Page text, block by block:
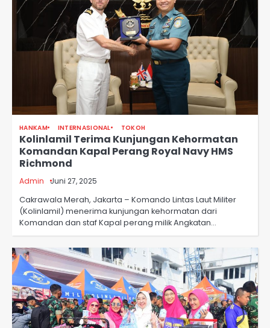
HANKAM INTERNASIONAL TOKOH
Kolinlamil Terima Kunjungan Kehormatan
Komandan Kapal Perang Royal Navy HMS
Richmond
Admin Juni 27, 2025
Cakrawala Merah, Jakarta – Komando Lintas Laut Militer
(Kolinlamil) menerima kunjungan kehormatan dari
Komandan dan staf Kapal perang milik Angkatan…